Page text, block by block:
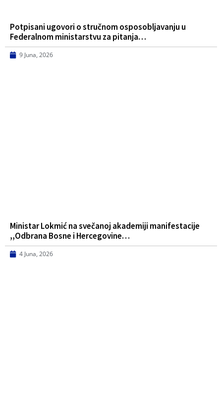
Potpisani ugovori o stručnom osposobljavanju u
Federalnom ministarstvu za pitanja…
9 Juna, 2026
Ministar Lokmić na svečanoj akademiji manifestacije
,,Odbrana Bosne i Hercegovine…
4 Juna, 2026